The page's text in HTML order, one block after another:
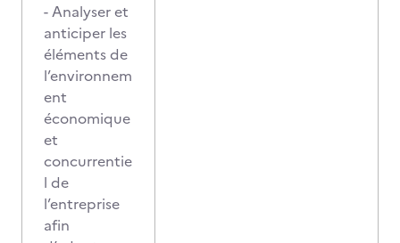
- Analyser et
anticiper les
éléments de
l’environnem
ent
économique
et
concurrentie
l de
l’entreprise
afin